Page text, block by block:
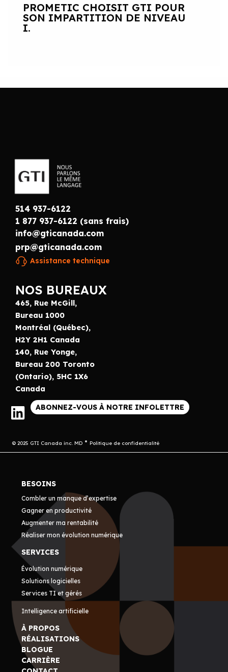
PROMETIC CHOISIT GTI POUR
SON IMPARTITION DE NIVEAU
I.
514 937-6122
1 877 937-6122 (sans frais)
info@gticanada.com
prp@gticanada.com
Assistance technique
NOS BUREAUX
465, Rue McGill,
Bureau 1000
Montréal (Québec),
H2Y 2H1 Canada
140, Rue Yonge,
Bureau 200 Toronto
(Ontario), 5HC 1X6
Canada
ABONNEZ-VOUS À NOTRE INFOLETTRE
© 2025 GTI Canada inc. MD Politique de confidentialité
BESOINS
Combler un manque d’expertise
Gagner en productivité
Augmenter ma rentabilité
Réaliser mon évolution numérique
SERVICES
Évolution numérique
Solutions logicielles
Services TI et gérés
Intelligence artificielle
À PROPOS
RÉALISATIONS
BLOGUE
CARRIÈRE